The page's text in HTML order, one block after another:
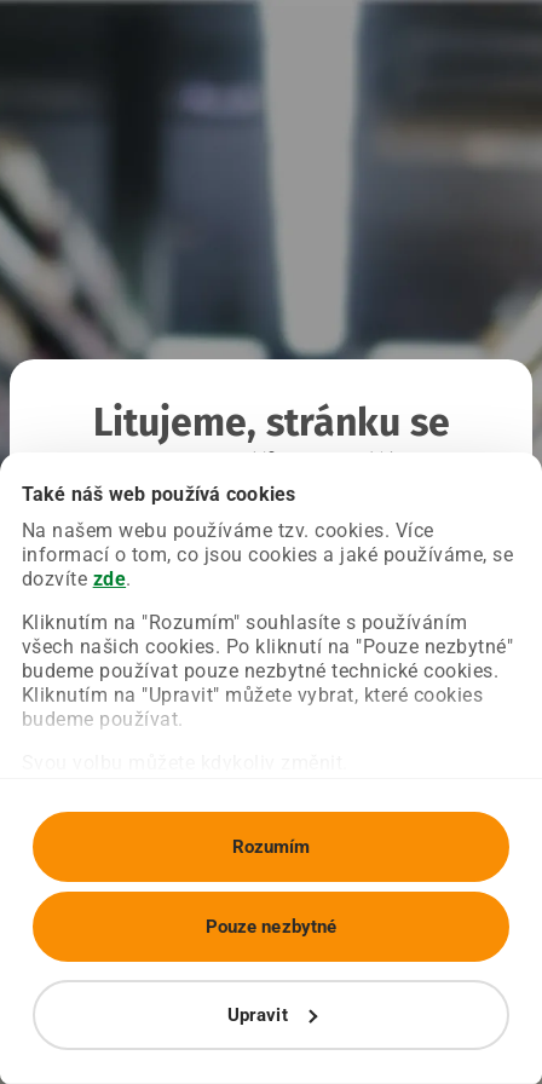
Také náš web používá cookies
Na našem webu používáme tzv. cookies. Více
informací o tom, co jsou cookies a jaké používáme, se
dozvíte zde.
Kliknutím na "Rozumím" souhlasíte s používáním
všech našich cookies. Po kliknutí na "Pouze nezbytné"
budeme používat pouze nezbytné technické cookies.
Kliknutím na "Upravit" můžete vybrat, které cookies
budeme používat.
Rozumím
Upravit
Pouze nezbytné
Litujeme, stránku se
Chyba nastala na naší straně a už ji opravujeme.
Zkuste prosím znovu načíst požadovanou stránku.
Obnovit stránku Úvodní strana